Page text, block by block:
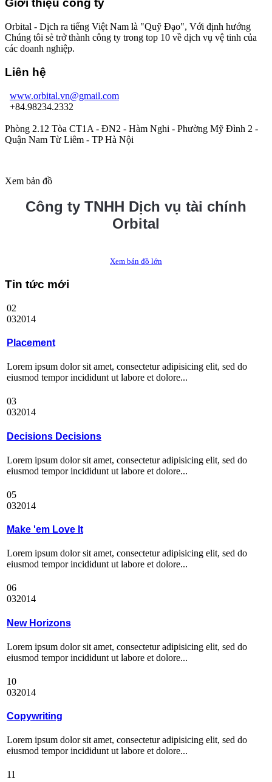
Giới thiệu công ty
Orbital - Dịch ra tiếng Việt Nam là "Quỹ Đạo", Với định hướng
Chúng tôi sẻ trở thành công ty trong top 10 về dịch vụ vệ tinh của
các doanh nghiệp.
Liên hệ
www.orbital.vn@gmail.com
+84.98234.2332
Phòng 2.12 Tòa CT1A - ĐN2 - Hàm Nghi - Phường Mỹ Đình 2 -
Quận Nam Từ Liêm - TP Hà Nội
Xem bản đồ
Công ty TNHH Dịch vụ tài chính
Orbital
Xem bản đồ lớn
Tin tức mới
02
032014
Placement
Lorem ipsum dolor sit amet, consectetur adipisicing elit, sed do
eiusmod tempor incididunt ut labore et dolore...
03
032014
Decisions Decisions
Lorem ipsum dolor sit amet, consectetur adipisicing elit, sed do
eiusmod tempor incididunt ut labore et dolore...
05
032014
Make 'em Love It
Lorem ipsum dolor sit amet, consectetur adipisicing elit, sed do
eiusmod tempor incididunt ut labore et dolore...
06
032014
New Horizons
Lorem ipsum dolor sit amet, consectetur adipisicing elit, sed do
eiusmod tempor incididunt ut labore et dolore...
10
032014
Copywriting
Lorem ipsum dolor sit amet, consectetur adipisicing elit, sed do
eiusmod tempor incididunt ut labore et dolore...
11